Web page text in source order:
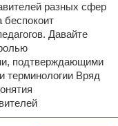
разных сфер
беспокоит
Давайте
подтверждающими
терминологии Вряд